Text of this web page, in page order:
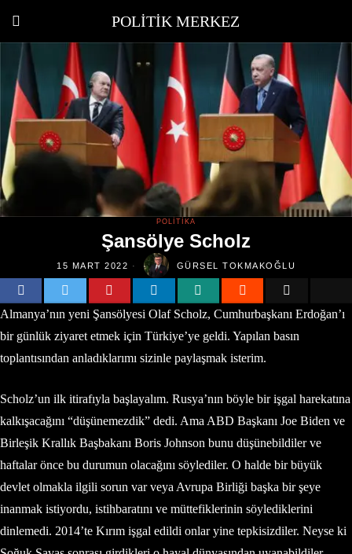
POLITIK MERKEZ
POLITIKA
Şansölye Scholz
15 MART 2022 GÜRSEL TOKMAKOĞLU
Almanya’nın yeni Şansölyesi Olaf Scholz, Cumhurbaşkanı Erdoğan’ı
bir günlük ziyaret etmek için Türkiye’ye geldi. Yapılan basın
toplantısından anladıklarımı sizinle paylaşmak isterim.
Scholz’un ilk itirafıyla başlayalım. Rusya’nın böyle bir işgal harekatına
kalkışacağını “düşünemezdik” dedi. Ama ABD Başkanı Joe Biden ve
Birleşik Krallık Başbakanı Boris Johnson bunu düşünebildiler ve
haftalar önce bu durumun olacağını söylediler. O halde bir büyük
devlet olmakla ilgili sorun var veya Avrupa Birliği başka bir şeye
inanmak istiyordu, istihbaratını ve müttefiklerinin söylediklerini
dinlemedi. 2014’te Kırım işgal edildi onlar yine tepkisizdiler. Neyse ki